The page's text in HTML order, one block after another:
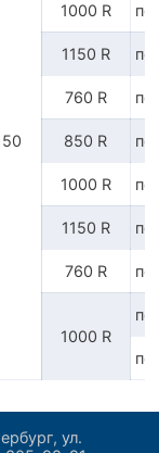
1000 R по
1150 R по
760 R по
850 R по
1000 R по
1150 R по
760 R по
1000 R
по
по
ул.